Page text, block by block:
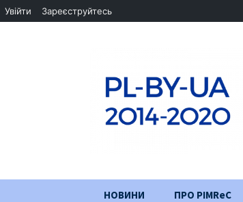
НОВИНИ ПРО PIMReC
Увійти Зареєструйтесь